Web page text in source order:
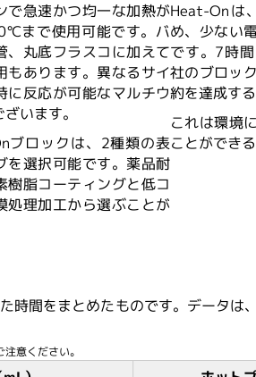
で急速かつ均一な加熱が
まで使用可能です。バ
、丸底フラスコに加えて
もあります。異なるサイ
に反応が可能なマルチウ
います。
ブロックは、2種類の表
を選択可能です。薬品耐
樹脂コーティングと低コ
処理加工から選ぶことが
Heat-Onは
め、少ない
です。7時
社のブロッ
約を達成す
これは環境
ことができ
時間をまとめたものです。データ
意ください。